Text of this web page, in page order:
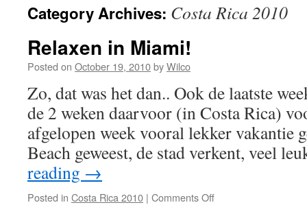
Category Archives: Costa Rica 2010
Relaxen in Miami!
Posted on October 19, 2010byWilco
Zo, dat was het dan.. Ook de laatste
de 2 weken daarvoor (in Costa Rica)
afgelopen week vooral lekker vakantie
Beach geweest, de stad verkent, veel
reading →
Posted in Costa Rica 2010 | Comments Offon